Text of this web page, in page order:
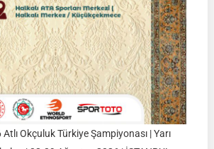
Okçuluk Türkiye Şampiyonası | Yarı